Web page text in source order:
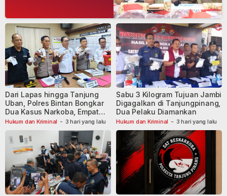
Hukum dan Kriminal - 3 hari yang lalu
Dari Lapas hingga Tanjung
Uban, Polres Bintan Bongkar
Dua Kasus Narkoba, Empat
Tersangka Dibekuk
Hukum dan Kriminal - 3 hari yang lalu
Sabu 3 Kilogram Tujuan Jambi
Digagalkan di Tanjungpinang,
Dua Pelaku Diamankan